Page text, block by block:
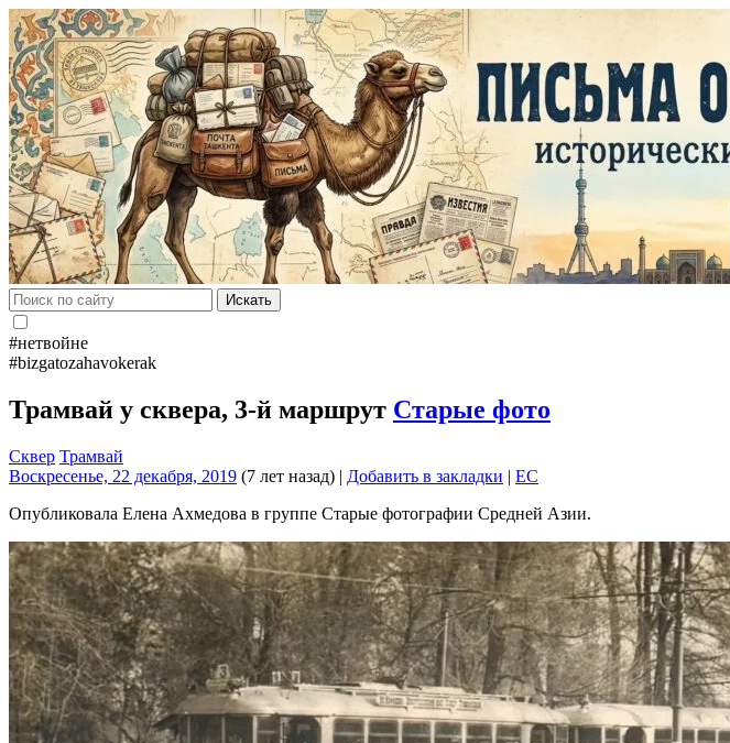
Искать
#нетвойне
#bizgatozahavokerak
Трамвай у cквера, 3-й маршрут Старые фото
Сквер Трамвай
Воскресенье, 22 декабря, 2019 (7 лет назад) | Добавить в закладки | EC
Опубликовала Елена Ахмедова в группе Старые фотографии Средней Азии.